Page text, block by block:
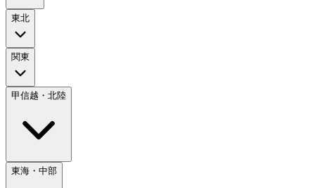
東北
関東
甲信越・北陸
東海・中部